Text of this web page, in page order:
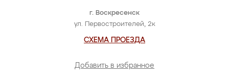
г. Воскресенск
ул. Первостроителей, 2к
СХЕМА ПРОЕЗДА
Добавить в избранное